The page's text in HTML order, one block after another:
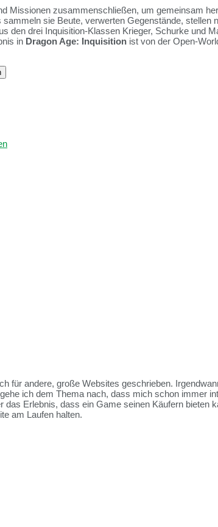
Missionen zusammenschließen, um gemeinsam
sie Beute, verwerten Gegenstände, stellen
den drei Inquisition-Klassen Krieger, Schurke und
in Dragon Age: Inquisition ist von der Open-
für andere, große Websites geschrieben.
ich dem Thema nach, dass mich schon immer
Erlebnis, dass ein Game seinen Käufern bieten
am Laufen halten.